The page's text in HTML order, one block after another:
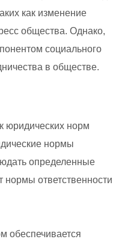
как изменение
общества. Однако,
социального
в обществе.
юридических норм
нормы
определенные
ответственности
обеспечивается